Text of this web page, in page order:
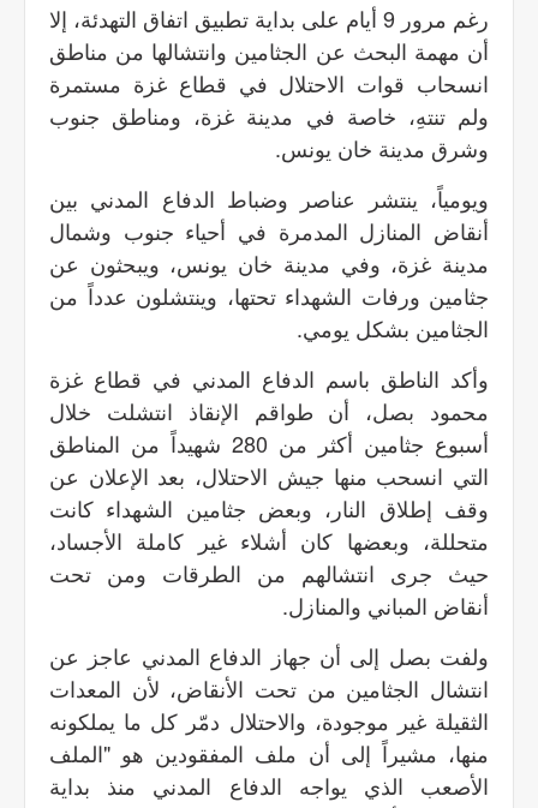
رغم مرور 9 أيام على بداية تطبيق اتفاق التهدئة، إلا
أن مهمة البحث عن الجثامين وانتشالها من مناطق
انسحاب قوات الاحتلال في قطاع غزة مستمرة
ولم تنتهِ، خاصة في مدينة غزة، ومناطق جنوب
وشرق مدينة خان يونس.
ويومياً، ينتشر عناصر وضباط الدفاع المدني بين
أنقاض المنازل المدمرة في أحياء جنوب وشمال
مدينة غزة، وفي مدينة خان يونس، ويبحثون عن
جثامين ورفات الشهداء تحتها، وينتشلون عدداً من
الجثامين بشكل يومي.
وأكد الناطق باسم الدفاع المدني في قطاع غزة
محمود بصل، أن طواقم الإنقاذ انتشلت خلال
أسبوع جثامين أكثر من 280 شهيداً من المناطق
التي انسحب منها جيش الاحتلال، بعد الإعلان عن
وقف إطلاق النار، وبعض جثامين الشهداء كانت
متحللة، وبعضها كان أشلاء غير كاملة الأجساد،
حيث جرى انتشالهم من الطرقات ومن تحت
أنقاض المباني والمنازل.
ولفت بصل إلى أن جهاز الدفاع المدني عاجز عن
انتشال الجثامين من تحت الأنقاض، لأن المعدات
الثقيلة غير موجودة، والاحتلال دمّر كل ما يملكونه
منها، مشيراً إلى أن ملف المفقودين هو "الملف
الأصعب الذي يواجه الدفاع المدني منذ بداية